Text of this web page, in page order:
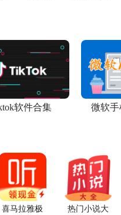
费版
软件合集 微软手
喜马拉雅极
热门小说大